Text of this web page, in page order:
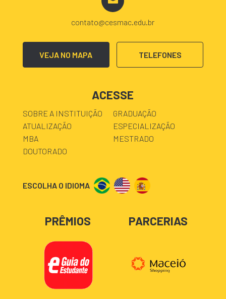
contato@cesmac.edu.br
VEJA NO MAPA TELEFONES
ACESSE
SOBRE A INSTITUIÇÃO
GRADUAÇÃO
ATUALIZAÇÃO
ESPECIALIZAÇÃO
MBA
MESTRADO
DOUTORADO
ESCOLHA O IDIOMA
PRÊMIOS PARCERIAS